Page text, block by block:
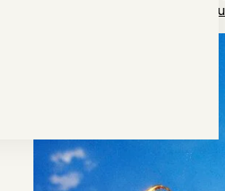
au choix : Toutes les infos ainsi